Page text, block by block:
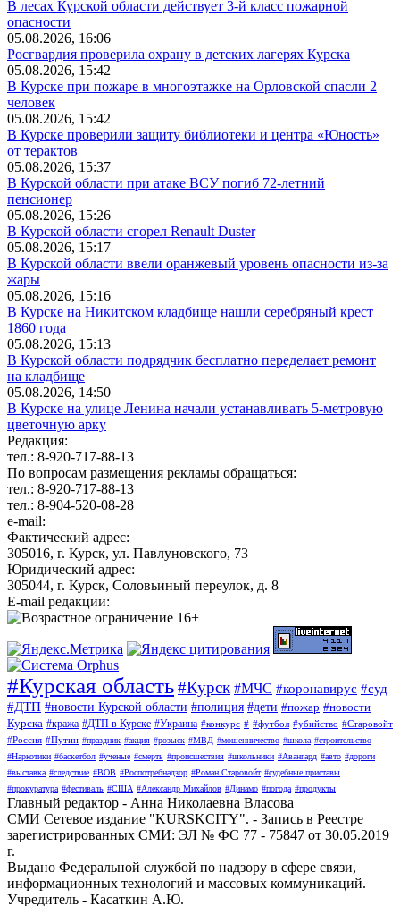
В лесах Курской области действует 3-й класс пожарной
опасности
05.08.2026, 16:06
Росгвардия проверила охрану в детских лагерях Курска
05.08.2026, 15:42
В Курске при пожаре в многоэтажке на Орловской спасли 2
человек
05.08.2026, 15:42
В Курске проверили защиту библиотеки и центра «Юность»
от терактов
05.08.2026, 15:37
В Курской области при атаке ВСУ погиб 72-летний
пенсионер
05.08.2026, 15:26
В Курской области сгорел Renault Duster
05.08.2026, 15:17
В Курской области ввели оранжевый уровень опасности из-за
жары
05.08.2026, 15:16
В Курске на Никитском кладбище нашли серебряный крест
1860 года
05.08.2026, 15:13
В Курской области подрядчик бесплатно переделает ремонт
на кладбище
05.08.2026, 14:50
В Курске на улице Ленина начали устанавливать 5-метровую
цветочную арку
Редакция:
тел.: 8-920-717-88-13
По вопросам размещения рекламы обращаться:
тел.: 8-920-717-88-13
тел.: 8-904-520-08-28
e-mail:
Фактический адрес:
305016, г. Курск, ул. Павлуновского, 73
Юридический адрес:
305044, г. Курск, Соловьиный переулок, д. 8
E-mail редакции:
#Курская область#Курск #МЧС #коронавирус #суд
#ДТП #новости Курской области #полиция #дети #пожар #новости
Курска #кража #ДТП в Курске #Украина #конкурс # #футбол #убийство #Старовойт
#Россия #Путин #праздник #акция #розыск #МВД #мошенничество #школа #строительство
#Наркотики #баскетбол #ученые #смерть #происшествия #школьники #Авангард #авто #дороги
#выставка #следствие #ВОВ #Роспотребнадзор #Роман Старовойт #судебные приставы
#прокуратура #фестиваль #США #Александр Михайлов #Динамо #погода #продукты
Главный редактор - Анна Николаевна Власова
СМИ Сетевое издание "KURSKCITY". - Запись в Реестре
зарегистрированных СМИ: ЭЛ № ФС 77 - 75847 от 30.05.2019
г.
Выдано Федеральной службой по надзору в сфере связи,
информационных технологий и массовых коммуникаций.
Учредитель - Касаткин А.Ю.